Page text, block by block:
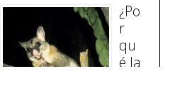
¿Po
r
qu
é la